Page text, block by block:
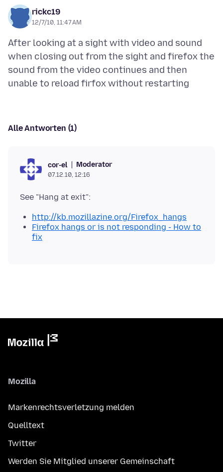
rickc19
12/7/10, 11:47 AM
After looking at a sight with video and sound
when closing out from the sight and firefox the
sound from the video continues and then
Alle Antworten (1)
cor-el Moderator
07.12.10, 12:16
http://kb.mozillazine.org/Firefox_hangs
Firefox hangs or is not responding - How to
fix
Mozilla
Markenrechtsverletzung melden
Quelltext
Twitter
Werden Sie Mitglied unserer Gemeinschaft